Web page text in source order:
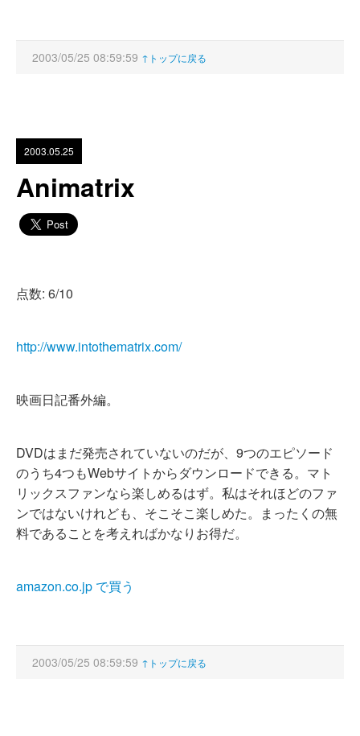
2003/05/25 08:59:59 ↑トップに戻る
2003.05.25
Animatrix
点数: 6/10
http://www.intothematrix.com/
映画日記番外編。
DVDはまだ発売されていないのだが、9つのエピソード
のうち4つもWebサイトからダウンロードできる。マト
リックスファンなら楽しめるはず。私はそれほどのファ
ンではないけれども、そこそこ楽しめた。まったくの無
料であることを考えればかなりお得だ。
amazon.co.jp で買う
2003/05/25 08:59:59 ↑トップに戻る